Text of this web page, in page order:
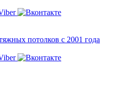
потолков с 2001 года